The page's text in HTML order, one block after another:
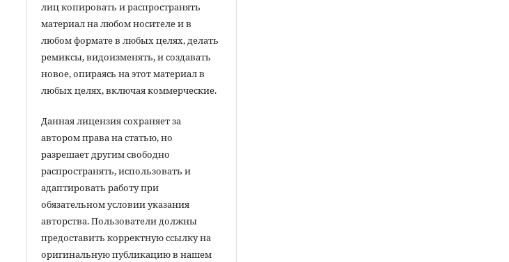
лиц копировать и распространять
материал на любом носителе и в
любом формате в любых целях, делать
ремиксы, видоизменять, и создавать
новое, опираясь на этот материал в
любых целях, включая коммерческие.
Данная лицензия сохраняет за
автором права на статью, но
разрешает другим свободно
распространять, использовать и
адаптировать работу при
обязательном условии указания
авторства. Пользователи должны
предоставить корректную ссылку на
оригинальную публикацию в нашем